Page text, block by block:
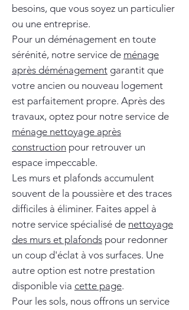
besoins, que vous soyez un particulier
ou une entreprise.
Pour un déménagement en toute
sérénité, notre service de ménage
après déménagement garantit que
votre ancien ou nouveau logement
est parfaitement propre. Après des
travaux, optez pour notre service de
ménage nettoyage après
construction pour retrouver un
espace impeccable.
Les murs et plafonds accumulent
souvent de la poussière et des traces
difficiles à éliminer. Faites appel à
notre service spécialisé de nettoyage
des murs et plafonds pour redonner
un coup d'éclat à vos surfaces. Une
autre option est notre prestation
disponible via cette page.
Pour les sols, nous offrons un service